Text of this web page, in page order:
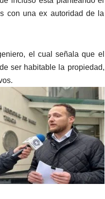
o
disminuir
el
volumen.
con una ex autoridad de la
el cual señala que el
ser habitable la propiedad,